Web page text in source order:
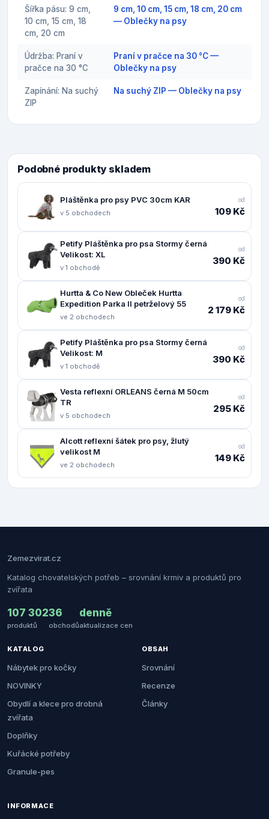
Šířka pásu: 9 cm,
10 cm, 15 cm, 18
cm, 20 cm
9 cm, 10 cm, 15 cm, 18 cm, 20 cm
— Oblečky na psy
Údržba: Praní v
pračce na 30 °C
Praní v pračce na 30 °C —
Oblečky na psy
Zapínání: Na suchý
ZIP
Na suchý ZIP — Oblečky na psy
Podobné produkty skladem
Pláštěnka pro psy PVC 30cm KAR
v 5 obchodech
od
109 Kč
Petify Pláštěnka pro psa Stormy černá
Velikost: XL
v 1 obchodě
od
390 Kč
Hurtta & Co New Obleček Hurtta
Expedition Parka II petrželový 55
ve 2 obchodech
od
2 179 Kč
Petify Pláštěnka pro psa Stormy černá
Velikost: M
v 1 obchodě
od
390 Kč
Vesta reflexní ORLEANS černá M 50cm
TR
v 5 obchodech
od
295 Kč
Alcott reflexní šátek pro psy, žlutý
velikost M
ve 2 obchodech
od
149 Kč
Zemezvirat.cz
Katalog chovatelských potřeb – srovnání krmiv a produktů pro
zvířata
107 302
produktů
36
obchodů
denně
aktualizace cen
KATALOG
Nábytek pro kočky
NOVINKY
Obydlí a klece pro drobná
zvířata
Doplňky
Kuřácké potřeby
Granule-pes
OBSAH
Srovnání
Recenze
Články
INFORMACE